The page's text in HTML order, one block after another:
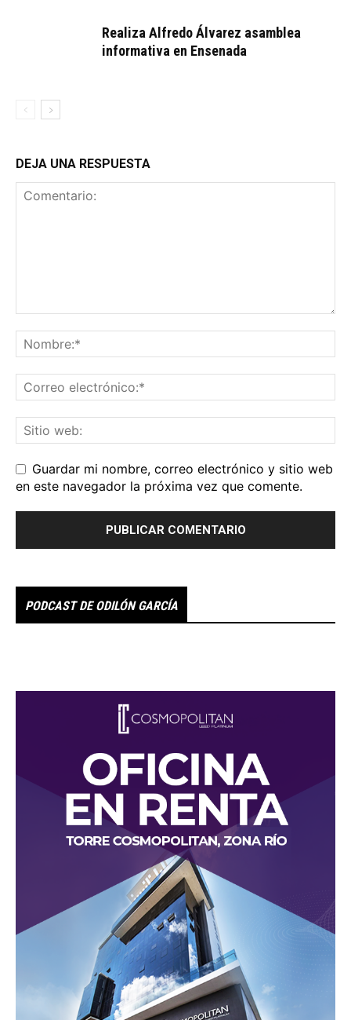
Realiza Alfredo Álvarez asamblea
informativa en Ensenada
DEJA UNA RESPUESTA
Guardar mi nombre, correo electrónico y sitio web
en este navegador la próxima vez que comente.
PODCAST DE ODILÓN GARCÍA